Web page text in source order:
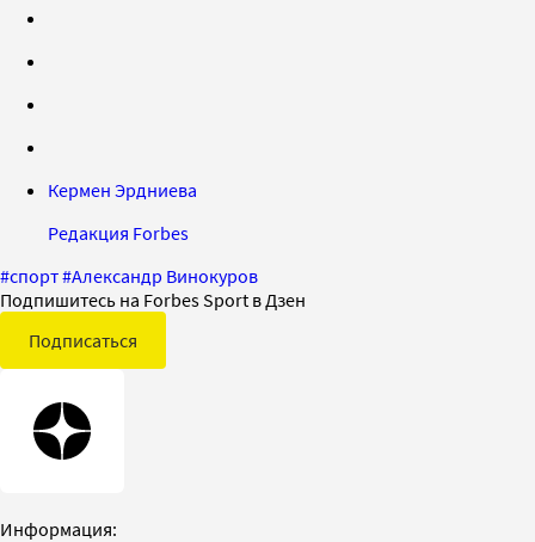
Кермен Эрдниева
Редакция Forbes
#спорт#Александр Винокуров
Подпишитесь на Forbes Sport в Дзен
Подписаться
Информация: